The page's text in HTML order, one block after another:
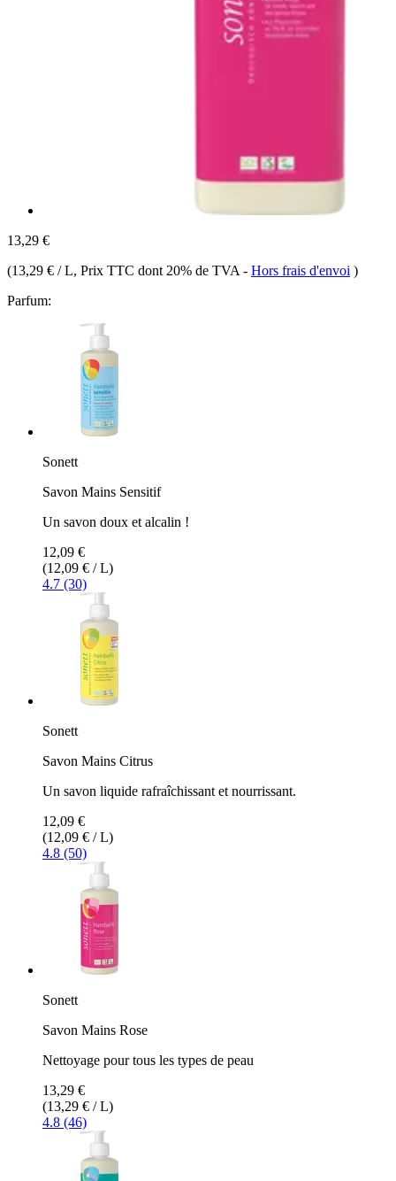
13,29 €
(13,29 € / L, Prix TTC dont 20% de TVA - Hors frais d'envoi )
Parfum:
Sonett
Savon Mains Sensitif
Un savon doux et alcalin !
12,09 €
(12,09 € / L)
4.7 (30)
Sonett
Savon Mains Citrus
Un savon liquide rafraîchissant et nourrissant.
12,09 €
(12,09 € / L)
4.8 (50)
Sonett
Savon Mains Rose
Nettoyage pour tous les types de peau
13,29 €
(13,29 € / L)
4.8 (46)